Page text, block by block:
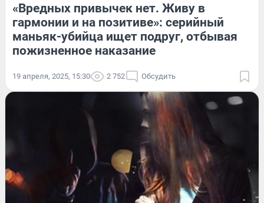
«Вредных привычек нет. Живу в
гармонии и на позитиве»: серийный
маньяк-убийца ищет подруг, отбывая
пожизненное наказание
19 апреля, 2025, 15:30 2 752 Обсудить